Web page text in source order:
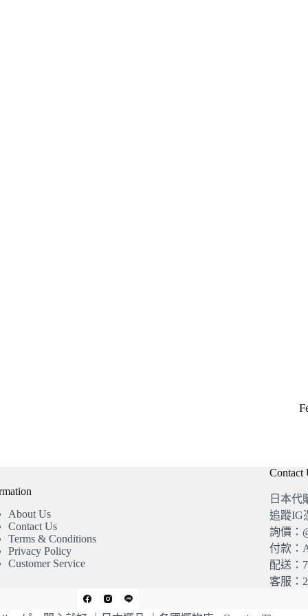
About Us
Contact Us
Terms & Conditions
Privacy Policy
Customer Service
Contact
日本代
追蹤IG
詢價：
付款：
配送：
客服：